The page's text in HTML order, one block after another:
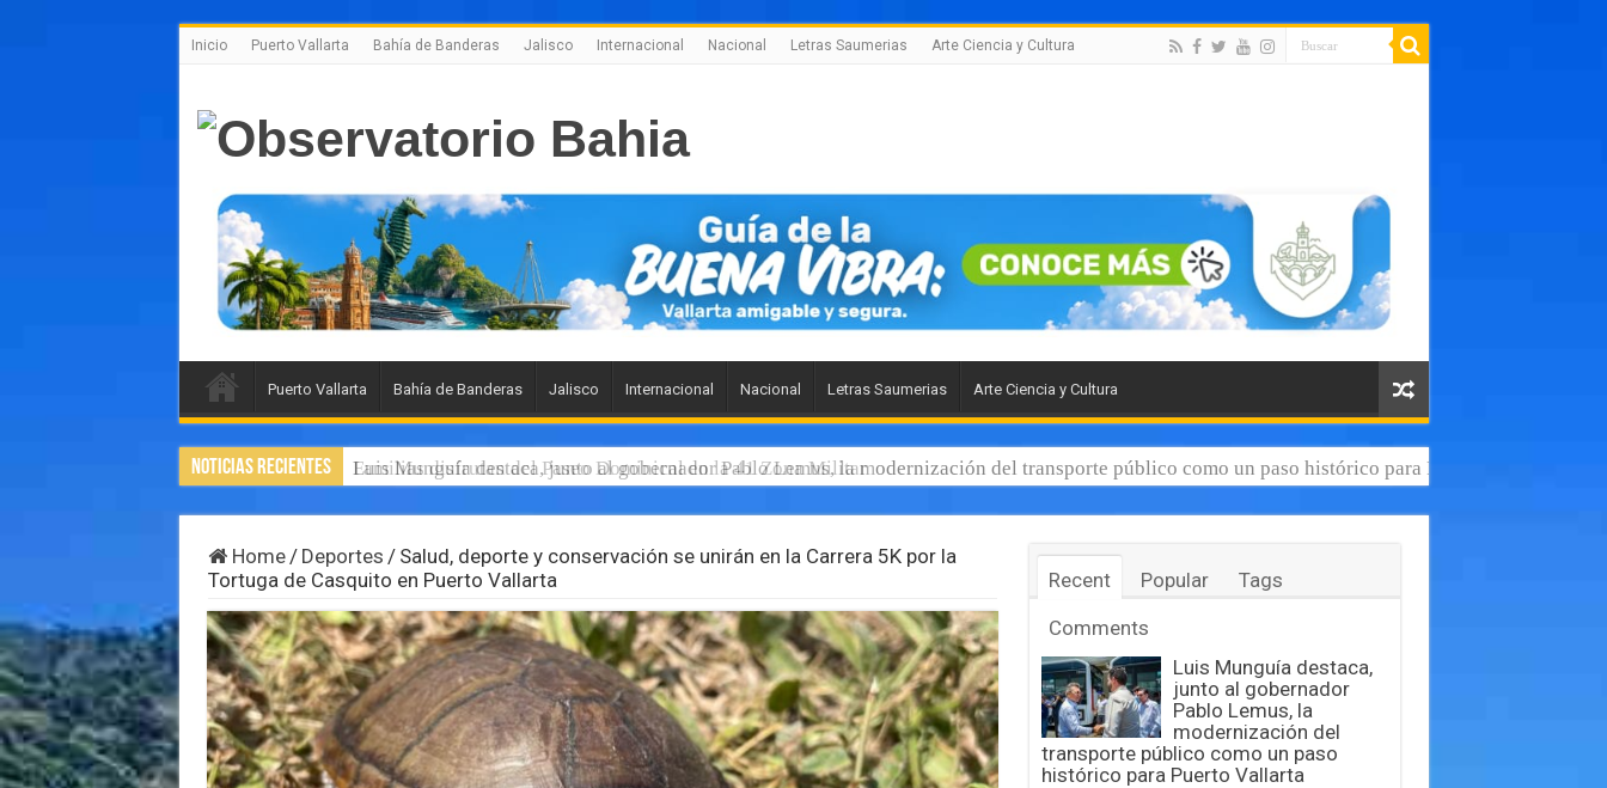
Inicio Puerto Vallarta Bahía de Banderas Jalisco Internacional Nacional Letras Saumerias Arte Ciencia y Cultura
Puerto Vallarta Bahía de Banderas Jalisco Internacional Nacional Letras Saumerias Arte Ciencia y Cultura
Noticias Recientes Luis Munguía destaca, junto al gobernador Pablo Lemus, la modernización del transporte público como un paso histórico para Puerto Vallarta
Home / Deportes / Salud, deporte y conservación se unirán en la Carrera 5K por la
Tortuga de Casquito en Puerto Vallarta
Recent Popular
Tags
Comments
Luis Munguía destaca,
junto al gobernador
Pablo Lemus, la
modernización del
transporte público como un paso
histórico para Puerto Vallarta